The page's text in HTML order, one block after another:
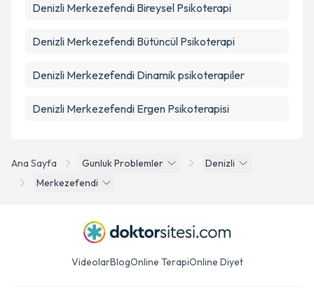
Ana Sayfa Gunluk Problemler
Denizli
Merkezefendi
Denizli Merkezefendi Bireysel Psikoterapi
Denizli Merkezefendi Bütüncül Psikoterapi
Denizli Merkezefendi Dinamik psikoterapiler
Denizli Merkezefendi Ergen Psikoterapisi
VideolarBlogOnline TerapiOnline Diyet